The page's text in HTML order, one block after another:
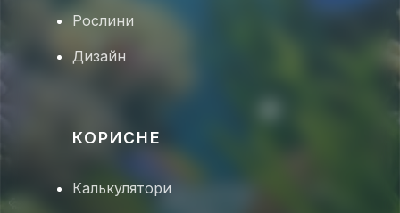
Рослини
Дизайн
КОРИСНЕ
Калькулятори